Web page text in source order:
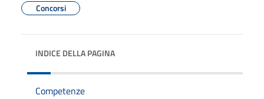
Concorsi
INDICE DELLA PAGINA
Competenze